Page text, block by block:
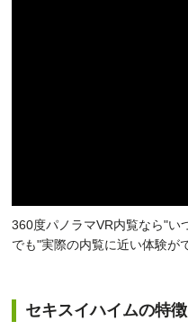
360度パノラマVR内覧なら"い
でも"実際の内覧に近い体験が
セキスイハイムの特徴